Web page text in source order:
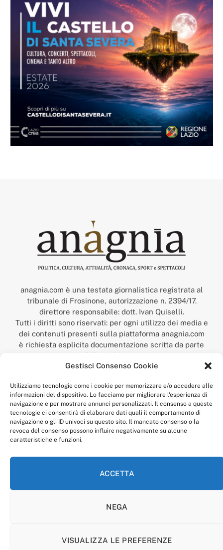
Gestisci Consenso Cookie
Utilizziamo tecnologie come i cookie per memorizzare e/o accedere alle
informazioni del dispositivo. Lo facciamo per migliorare l'esperienza di
navigazione e per mostrare annunci personalizzati. Il consenso a queste
tecnologie ci consentirà di elaborare dati quali il comportamento di
navigazione o gli ID univoci su questo sito. Il mancato consenso o la
revoca del consenso possono influire negativamente su alcune
caratteristiche e funzioni.
ACCETTA
NEGA
VISUALIZZA LE PREFERENZE
anagnia.com è una testata giornalistica registrata al
tribunale di Frosinone, autorizzazione n. 2394/17.
direttore responsabile: dott. Ivan Quiselli.
Tutti i diritti sono riservati: per ogni utilizzo dei media e
dei contenuti presenti sulla piattaforma anagnia.com
è richiesta esplicita documentazione scritta da parte
della redazione.
“Anagnia” è un marchio registrato presso l’Ufficio Italiano
Economico,
num. registrazione: 302017000014044 del 9 febbraio 2017.
Per contatti:redazione@anagnia.com
COOKIE POLICY